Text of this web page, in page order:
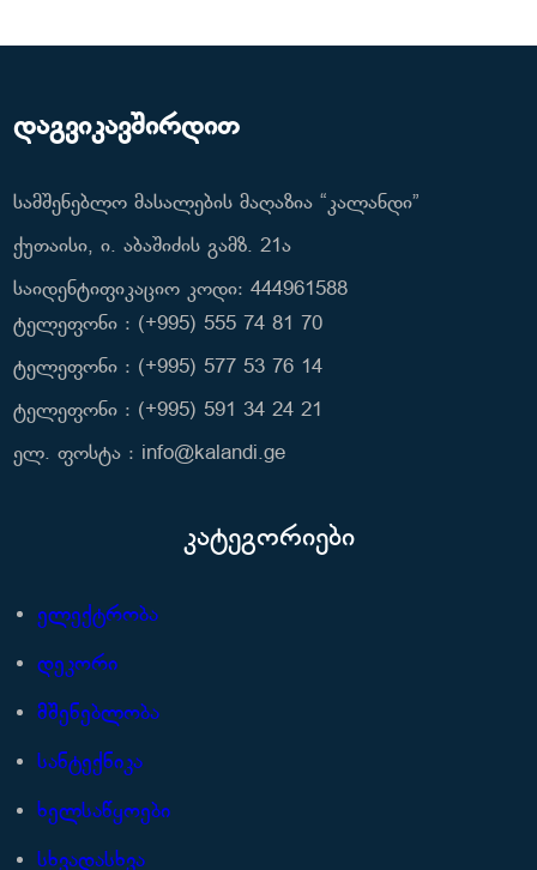
დაგვიკავშირდით
სამშენებლო მასალების მაღაზია “კალანდი”
ქუთაისი, ი. აბაშიძის გამზ. 21ა
საიდენტიფიკაციო კოდი: 444961588
ტელეფონი : (+995) 555 74 81 70
ტელეფონი : (+995) 577 53 76 14
ტელეფონი : (+995) 591 34 24 21
ელ. ფოსტა : info@kalandi.ge
კატეგორიები
ელექტრობა
დეკორი
მშენებლობა
სანტექნიკა
ხელსაწყოები
სხვადასხვა